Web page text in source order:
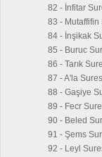
82 - İnfitar
83 - Mutaffifin
84 - İnşikak
85 - Buruc
86 - Tarık
87 - A'la
88 - Gaşiye
89 - Fecr
90 - Beled
91 - Şems
92 - Leyl